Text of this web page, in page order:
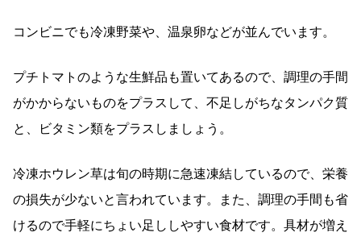
コンビニでも冷凍野菜や、温泉卵などが並んでいます。
プチトマトのような生鮮品も置いてあるので、調理の手間
がかからないものをプラスして、不足しがちなタンパク質
と、ビタミン類をプラスしましょう。
冷凍ホウレン草は旬の時期に急速凍結しているので、栄養
の損失が少ないと言われています。また、調理の手間も省
けるので手軽にちょい足ししやすい食材です。具材が増え